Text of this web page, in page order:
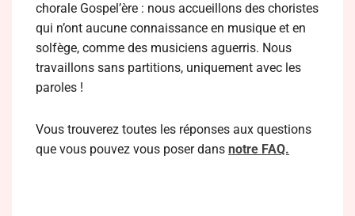
chorale Gospel’ère : nous accueillons des choristes
qui n’ont aucune connaissance en musique et en
solfège, comme des musiciens aguerris. Nous
travaillons sans partitions, uniquement avec les
paroles !
Vous trouverez toutes les réponses aux questions
que vous pouvez vous poser dans notre FAQ.